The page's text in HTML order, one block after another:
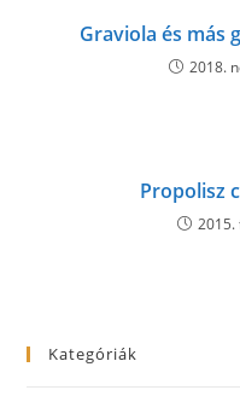
Graviola és más
2018.
Propolisz
2015.
Kategóriák